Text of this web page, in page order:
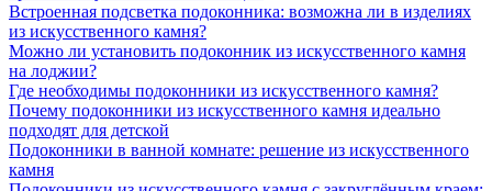
Встроенная подсветка подоконника: возможна ли в изделиях
из искусственного камня?
Можно ли установить подоконник из искусственного камня
на лоджии?
Где необходимы подоконники из искусственного камня?
Почему подоконники из искусственного камня идеально
подходят для детской
Подоконники в ванной комнате: решение из искусственного
камня